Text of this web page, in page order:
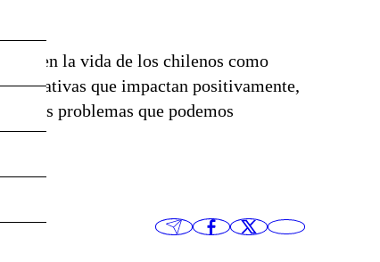
en la vida de los chilenos como
iniciativas que impactan positivamente,
problemas que podemos